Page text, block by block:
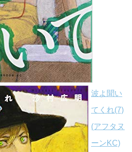
波よ聞い
てくれ(7)
(アフタヌ
ーンKC)